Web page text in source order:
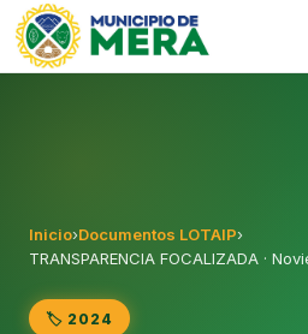
Gobierno Autónomo
Inicio›Documentos LOTAIP›
TRANSPARENCIA FOCALIZADA ·
🏷️ 2024